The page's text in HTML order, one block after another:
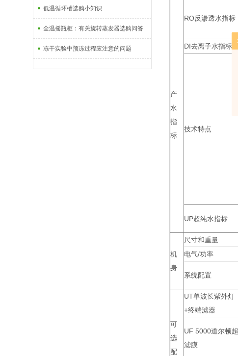
低温循环槽选购小知识
全温摇瓶柜：有关旋转蒸发器选购问答
冻干实验中预冻过程应注意的问题
产
水
指
标
RO反渗透水指标
DI去离子水指标
技术特点
UP超纯水指标
机
身
尺寸和重量
电气/功率
系统配置
可
选
配
UT单波长紫外灯
+终端滤器
UF 5000道尔顿超
滤膜